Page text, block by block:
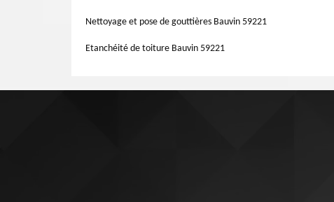
Nettoyage et pose de gouttières Bauvin 59221
Etanchéité de toiture Bauvin 59221